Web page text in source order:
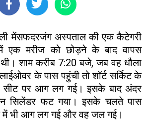
मेंसफदरजंग अस्पताल की एक कैटेगरी
एक मरीज को छोड़ने के बाद वापस
शाम करीब 7:20 बजे, जब वह धौला
के पास पहुंची तो शॉर्ट सर्किट के
सीट पर आग लग गई। इसके बाद अंदर
सिलेंडर फट गया। इसके चलते पास
में भी आग लग गई और वह जल गई।